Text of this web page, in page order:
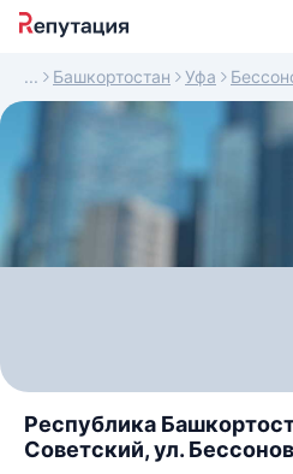
Башкортостан Уфа
Республика
Советский, ул.